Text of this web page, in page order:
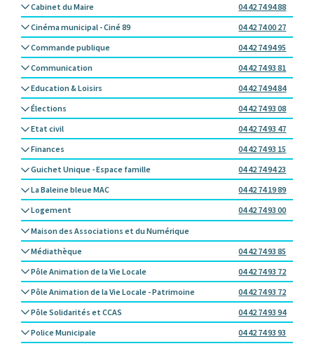
Cabinet du Maire
04 42 74 94 88
Cinéma municipal - Ciné 89
04 42 74 00 27
Commande publique
04 42 74 94 95
Communication
04 42 74 93 81
Education & Loisirs
04 42 74 94 84
Élections
04 42 74 93 08
Etat civil
04 42 74 93 47
Finances
04 42 74 93 15
Guichet Unique - Espace famille
04 42 74 94 23
La Baleine bleue MAC
04 42 74 19 89
Logement
04 42 74 93 00
Maison des Associations et du Numérique
Médiathèque
04 42 74 93 85
Pôle Animation de la Vie Locale
04 42 74 93 72
Pôle Animation de la Vie Locale - Patrimoine
04 42 74 93 72
Pôle Solidarités et CCAS
04 42 74 93 94
Police Municipale
04 42 74 93 93